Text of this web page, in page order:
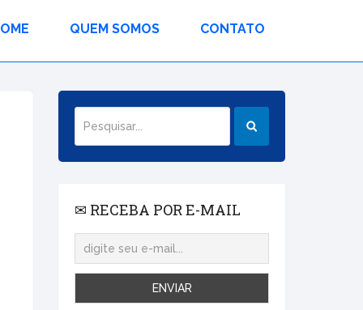
QUEM SOMOS CONTATO
✉ RECEBA POR E-MAIL